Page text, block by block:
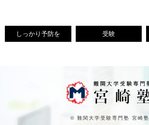
しっかり予防を 受験
© 難関大学受験専門塾 宮崎塾